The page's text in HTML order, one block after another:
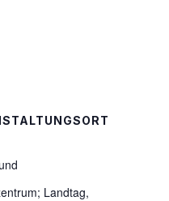
Landtag,